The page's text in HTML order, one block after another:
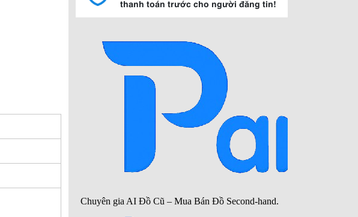
thanh toán trước cho người đăng tin!